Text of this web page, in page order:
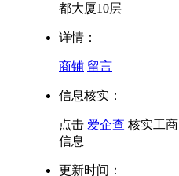
都大厦10层
详情：
商铺 留言
信息核实：
点击 爱企查 核实工商
信息
更新时间：